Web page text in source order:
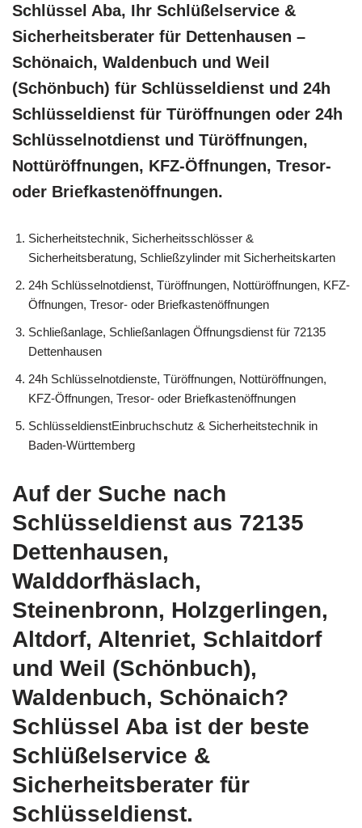
Schlüssel Aba, Ihr Schlüßelservice &
Sicherheitsberater für Dettenhausen –
Schönaich, Waldenbuch und Weil
(Schönbuch) für Schlüsseldienst und 24h
Schlüsseldienst für Türöffnungen oder 24h
Schlüsselnotdienst und Türöffnungen,
Nottüröffnungen, KFZ-Öffnungen, Tresor-
oder Briefkastenöffnungen.
Sicherheitstechnik, Sicherheitsschlösser &
Sicherheitsberatung, Schließzylinder mit Sicherheitskarten
24h Schlüsselnotdienst, Türöffnungen, Nottüröffnungen, KFZ-
Öffnungen, Tresor- oder Briefkastenöffnungen
Schließanlage, Schließanlagen Öffnungsdienst für 72135
Dettenhausen
24h Schlüsselnotdienste, Türöffnungen, Nottüröffnungen,
KFZ-Öffnungen, Tresor- oder Briefkastenöffnungen
SchlüsseldienstEinbruchschutz & Sicherheitstechnik in
Baden-Württemberg
Auf der Suche nach
Schlüsseldienst aus 72135
Dettenhausen,
Walddorfhäslach,
Steinenbronn, Holzgerlingen,
Altdorf, Altenriet, Schlaitdorf
und Weil (Schönbuch),
Waldenbuch, Schönaich?
Schlüssel Aba ist der beste
Schlüßelservice &
Sicherheitsberater für
Schlüsseldienst.